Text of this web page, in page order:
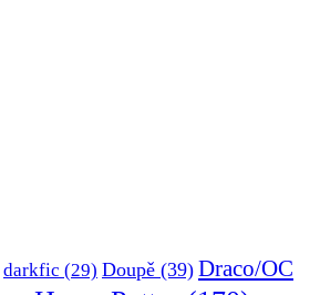
darkfic (29) Doupě (39) Draco/OC